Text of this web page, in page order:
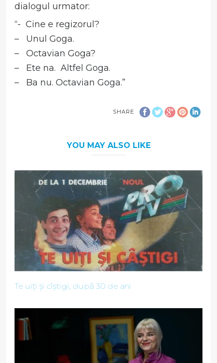
dialogul urmator:
“- Cine e regizorul?
– Unul Goga.
– Octavian Goga?
– Ete na. Altfel Goga.
– Ba nu. Octavian Goga.”
SHARE
YOU MAY ALSO LIKE
Te uiți și cîștigi, după 30 de ani